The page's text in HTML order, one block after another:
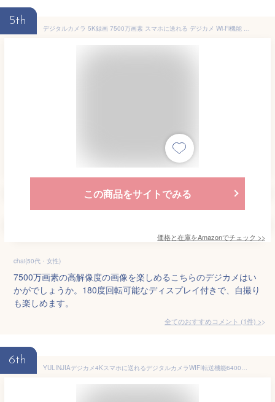
5th
デジタルカメラ 5K録画 7500万画素 スマホに送れる デジカメ Wi-Fi機能 オートフォーカス 自撮り 18倍デジタルズーム 連続撮影 180度回転可能ディスプレイ 3.0インチスクリーン 32GBマイクロSDカード付き 1200mAh電池 軽量 携帯便利 小型 Vlog 学生 初心者 修学旅行 コンパクト カメラ ホワイト
この商品をサイトでみる
価格と在庫をAmazonでチェック >>
chai(50代・女性)
7500万画素の高解像度の画像を楽しめるこちらのデジカメはい
かがでしょうか。180度回転可能なディスプレイ付きで、自撮り
も楽しめます。
全てのおすすめコメント (1件) >
6th
YULINJIAデジカメ4Kスマホに送れるデジタルカメラWIFI転送機能6400万画素64GBマイクロSDカード付きオートフォーカス機能16倍デジタルズームLEDライトウェブカメラ2.8インチデイスプレイバッテ…